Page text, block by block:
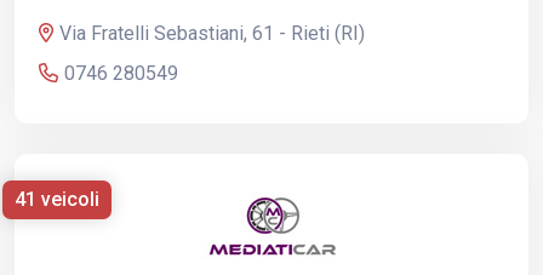
Via Fratelli Sebastiani, 61 - Rieti (RI)
0746 280549
41 veicoli